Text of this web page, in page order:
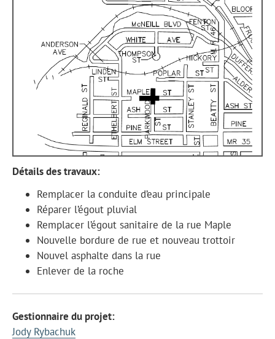
Détails des travaux:
Remplacer la conduite d’eau principale
Réparer l’égout pluvial
Remplacer l’égout sanitaire de la rue Maple
Nouvelle bordure de rue et nouveau trottoir
Nouvel asphalte dans la rue
Enlever de la roche
Gestionnaire du projet:
Jody Rybachuk